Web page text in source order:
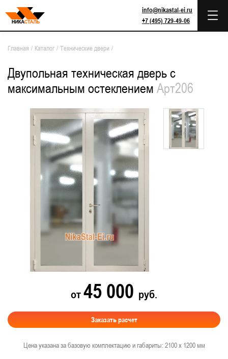
info@nikastal-ei.ru
+7 (495) 729-49-06
Главная / Каталог / Технические двери /
Двупольная техническая дверь с
максимальным остеклением Арт206
от45 000 руб.
Заказать расчет
Цена указана за базовую комплектацию и габариты: 2100 х 1200 мм